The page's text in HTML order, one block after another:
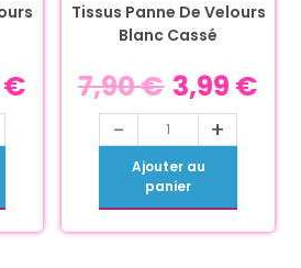
€
Tissus Panne De Velours
Blanc Cassé
7,90€ 3,99 €
- +
Ajouter au
panier